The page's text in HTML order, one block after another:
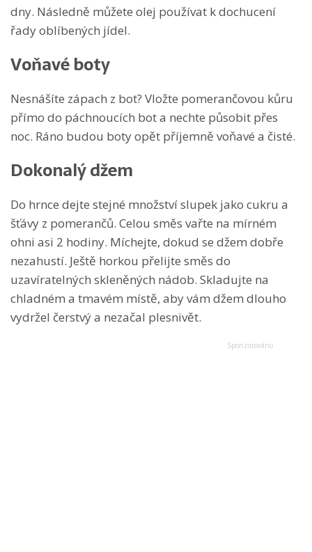
dny. Následně můžete olej používat k dochucení
řady oblíbených jídel.
Voňavé boty
Nesnášíte zápach z bot? Vložte pomerančovou kůru
přímo do páchnoucích bot a nechte působit přes
noc. Ráno budou boty opět příjemně voňavé a čisté.
Dokonalý džem
Do hrnce dejte stejné množství slupek jako cukru a
šťávy z pomerančů. Celou směs vařte na mírném
ohni asi 2 hodiny. Míchejte, dokud se džem dobře
nezahustí. Ještě horkou přelijte směs do
uzavíratelných skleněných nádob. Skladujte na
chladném a tmavém místě, aby vám džem dlouho
vydržel čerstvý a nezačal plesnivět.